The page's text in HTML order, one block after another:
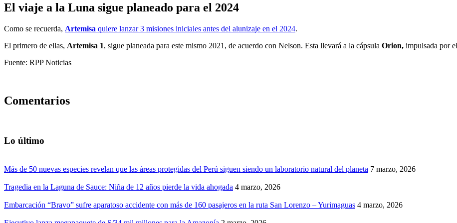
El viaje a la Luna sigue planeado para el 2024
Como se recuerda, Artemisa quiere lanzar 3 misiones iniciales antes del alunizaje en el 2024.
El primero de ellas, Artemisa 1, sigue planeada para este mismo 2021, de acuerdo con Nelson. Esta llevará a la cápsula Orion, impulsada por
Fuente: RPP Noticias
Comentarios
Lo último
Más de 50 nuevas especies revelan que las áreas protegidas del Perú siguen siendo un laboratorio natural del planeta 7 marzo, 2026
Tragedia en la Laguna de Sauce: Niña de 12 años pierde la vida ahogada 4 marzo, 2026
Embarcación “Bravo” sufre aparatoso accidente con más de 160 pasajeros en la ruta San Lorenzo – Yurimaguas 4 marzo, 2026